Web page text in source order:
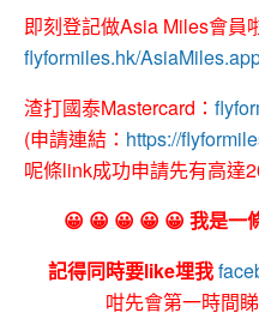
即刻登記做Asia Miles會員
flyformiles.hk/
渣打國泰Mastercard：
(申請連結： https://
呢條link成功申請先有高達
😀 😀 😀 😀 😀 我是一
記得同時要like埋我
咁先會第一時間